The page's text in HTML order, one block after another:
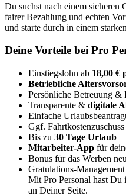
Du suchst nach einem
fairer Bezahlung und echten
und starte durch in einem
Deine Vorteile bei Pro
Einstiegslohn ab 18,00 €
Betriebliche
Persönliche Betreuung &
Transparente & digitale
Einfache
Ggf. Fahrtkostenzuschuss
Bis zu 30 Tage Urlaub
Mitarbeiter-App für
Bonus für das Werben
Gratulations-
Mit Pro Personal hast Du
an Deiner Seite.